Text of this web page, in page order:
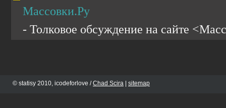
Массовки.Ру
- Толковое обсуждение на сайте
© statisy 2010, icodeforlove /Chad Scira sitemap